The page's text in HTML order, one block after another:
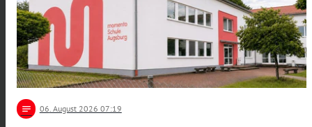
notes 06. August 2026 07:19